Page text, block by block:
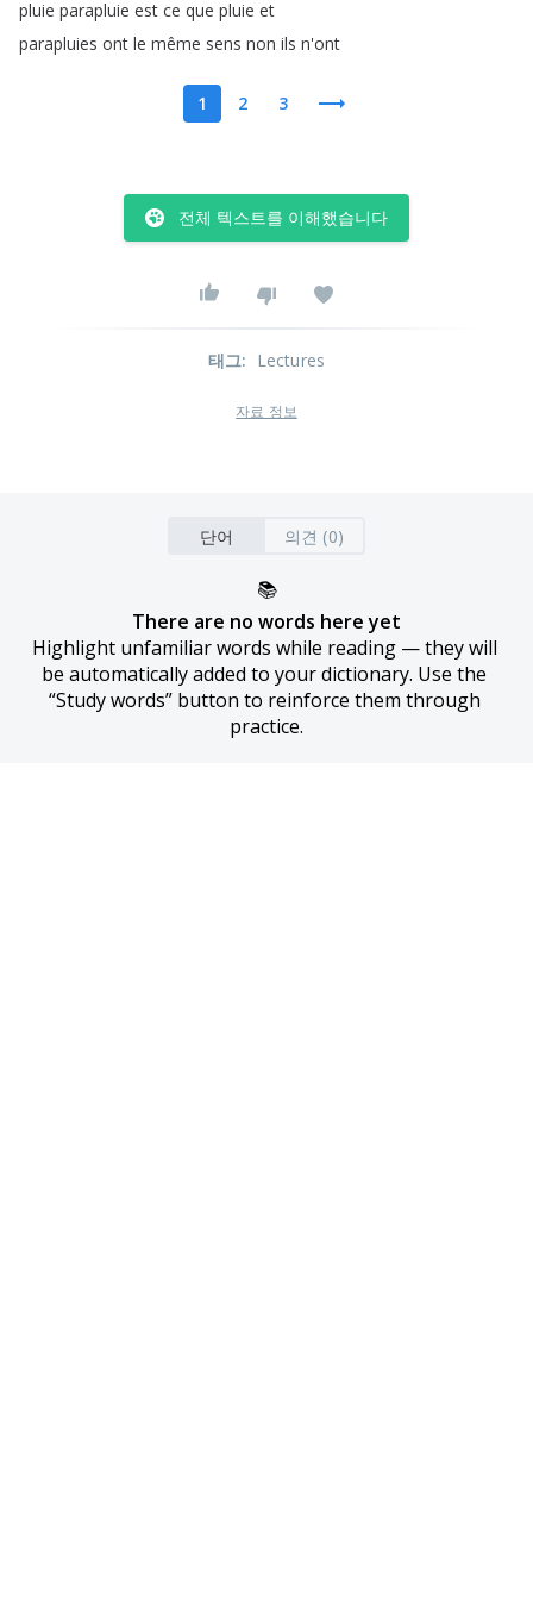
pluie parapluie est ce que pluie et
parapluies ont le même sens non ils n'ont
1 2 3
전체 텍스트를 이해했습니다
태그: Lectures
자료 정보
단어 의견 (0)
📚
There are no words here yet
Highlight unfamiliar words while reading — they will
be automatically added to your dictionary. Use the
“Study words” button to reinforce them through
practice.